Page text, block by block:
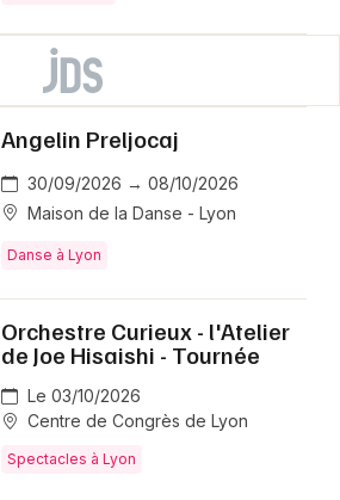
Angelin Preljocaj
30/09/2026 → 08/10/2026
Maison de la Danse - Lyon
Danse à Lyon
Orchestre Curieux - l'Atelier
de Joe Hisaishi - Tournée
Le 03/10/2026
Centre de Congrès de Lyon
Spectacles à Lyon